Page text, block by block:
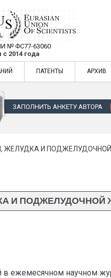
—
№ ФС77-63060
с 2014 года
научных статей в
ПАТЕНТЫ АРХИВ
ЗАПОЛНИТЬ АНКЕТУ АВТОРА
ЖЕЛУДКА И
И
в ежемесячном научном